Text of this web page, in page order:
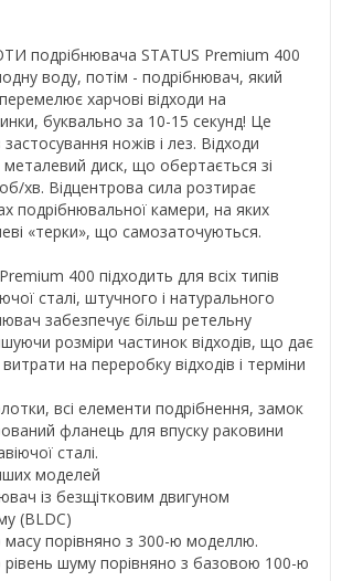
подрібнювача STATUS Premium 400
воду, потім - подрібнювач, який
харчові відходи на
буквально за 10-15 секунд! Це
ножів і лез. Відходи
диск, що обертається зі
хв. Відцентрова сила розтирає
подрібнювальної камери, на яких
«терки», що самозаточуються.
400 підходить для всіх типів
сталі, штучного і натурального
забезпечує більш ретельну
розміри частинок відходів, що дає
на переробку відходів і терміни
всі елементи подрібнення, замок
фланець для впуску раковини
сталі.
моделей
із безщітковим двигуном
(BLDC)
порівняно з 300-ю моделлю.
шуму порівняно з базовою 100-ю